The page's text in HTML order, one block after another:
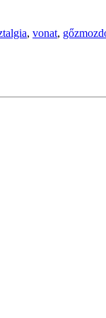
, vonat,